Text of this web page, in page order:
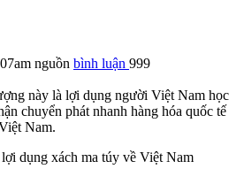
nguồn bình luận 999
này là lợi dụng người Việt Nam học
chuyển phát nhanh hàng hóa quốc tế
Nam.